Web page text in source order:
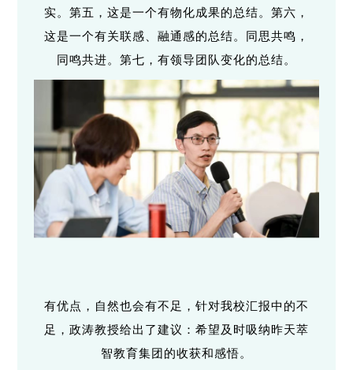
实。第五，这是一个有物化成果的总结。第六，
这是一个有关联感、融通感的总结。同思共鸣，
同鸣共进。第七，有领导团队变化的总结。
有优点，自然也会有不足，针对我校汇报中的不
足，政涛教授给出了建议：希望及时吸纳昨天萃
智教育集团的收获和感悟。